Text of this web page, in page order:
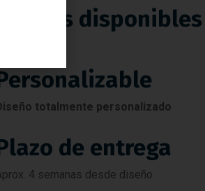
Colores disponibles
totalmente personalizado
de entrega
4 semanas desde diseño